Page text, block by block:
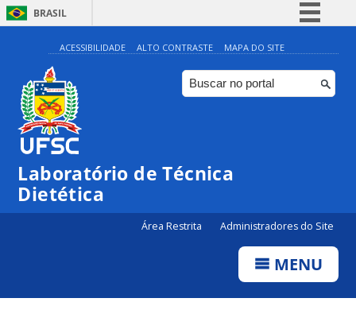
BRASIL
Simplifique!
Comunica BR
Participe
ACESSIBILIDADE ALTO CONTRASTE MAPA DO SITE
Laboratório de Técnica
Dietética
Área Restrita Administradores do Site
MENU